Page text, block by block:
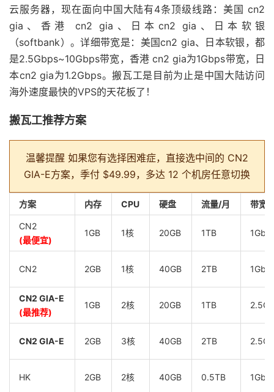
云服务器，现在面向中国大陆有4条顶级线路：美国 cn2
gia、香港 cn2 gia、日本cn2 gia、日本软银
（softbank）。详细带宽是：美国cn2 gia、日本软银，都
是2.5Gbps~10Gbps带宽，香港 cn2 gia为1Gbps带宽，日
本cn2 gia为1.2Gbps。搬瓦工是目前为止是中国大陆访问
海外速度最快的VPS的天花板了！
搬瓦工推荐方案
温馨提醒 如果您有选择困难症，直接选中间的 CN2
GIA-E方案，季付 $49.99，多达 12 个机房任意切换
方案 内存 CPU 硬盘 流量/月 带宽
CN2
(最便宜)
1GB 1核 20GB 1TB
CN2 2GB 1核 40GB 2TB
CN2 GIA-E
(最推荐)
1GB 2核 20GB 1TB
CN2 GIA-E 2GB 3核 40GB 2TB
HK 2GB 2核 40GB 0.5TB